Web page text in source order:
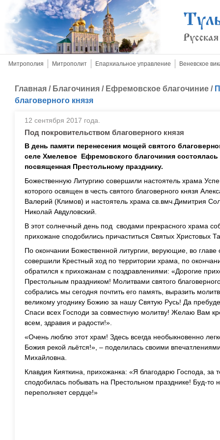
Митрополия Митрополит Епархиальное управление Веневское
Главная / Благочиния / Ефремовское благочиние /
благоверного князя
12 сентября 2017 года.
Под покровительством благоверного князя
В день памяти перенесения мощей святого
селе Хмелевое Ефремовского благочиния состоялась
посвященная Престольному празднику.
Божественную Литургию совершили настоятель храма
которого освящен в честь святого благоверного князя
Валерий (Климов) и настоятель храма св.вмч.Димитрия
Николай Авдуловский.
В этот солнечный день под сводами прекрасного храма
прихожане сподобились причаститься Святых Христовых
По окончании Божественной литургии, верующие, во
совершили Крестный ход по территории храма, по
обратился к прихожанам с поздравлениями: «Дорогие
Престольным праздником! Молитвами святого
собрались мы сегодня почтить его память, выразить
великому угоднику Божию за нашу Святую Русь! Да
Спаси всех Господи за совместную молитву! Желаю Вам
всем, здравия и радости!».
«Очень люблю этот храм! Здесь всегда необыкновенно
Божия рекой льётся!», – поделилась своими
Михайловна.
Клавдия Кияткина, прихожанка: «Я благодарю Господа, за
сподобилась побывать на Престольном празднике! Буд-то
переполняет сердце!»